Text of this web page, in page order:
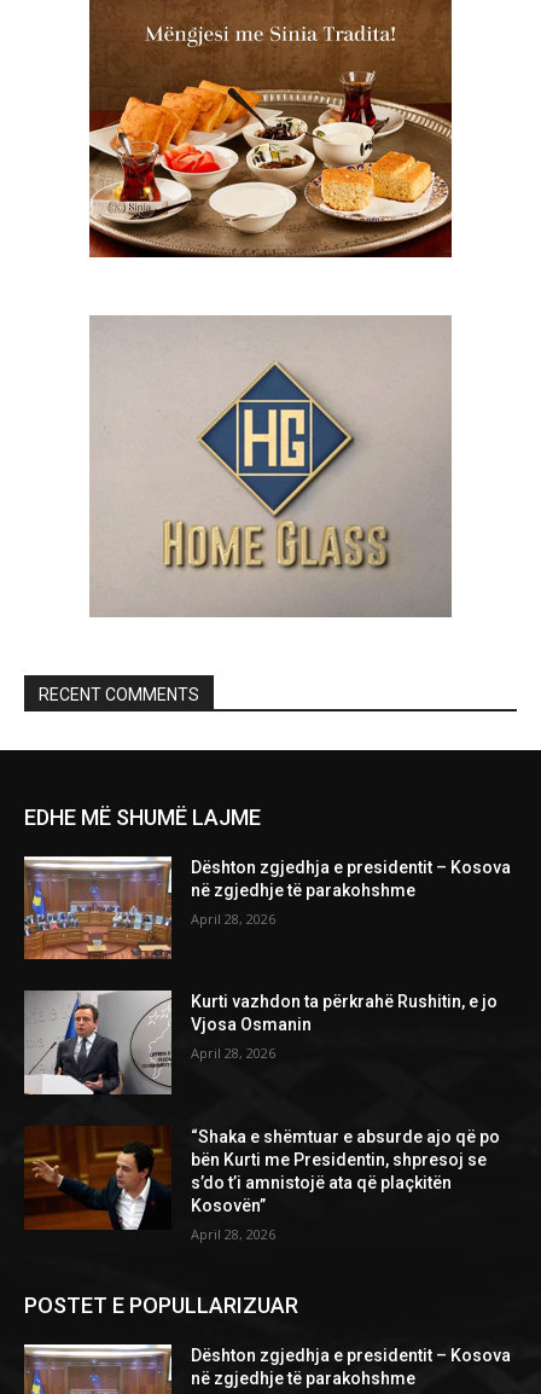
RECENT COMMENTS
EDHE MË SHUMË LAJME
Dështon zgjedhja e presidentit – Kosova
në zgjedhje të parakohshme
April 28, 2026
Kurti vazhdon ta përkrahë Rushitin, e jo
Vjosa Osmanin
April 28, 2026
“Shaka e shëmtuar e absurde ajo që po
bën Kurti me Presidentin, shpresoj se
s’do t’i amnistojë ata që plaçkitën
Kosovën”
April 28, 2026
POSTET E POPULLARIZUAR
Dështon zgjedhja e presidentit – Kosova
në zgjedhje të parakohshme